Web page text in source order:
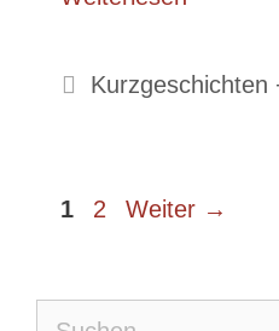
Kategorien
Kurzgeschichten
Seite
1 Seite
2 Weiter →